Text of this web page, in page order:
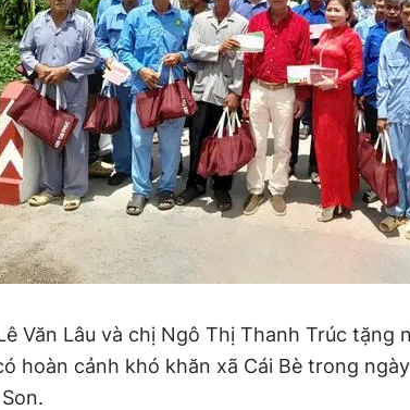
Văn Lâu và chị Ngô Thị Thanh Trúc tặng
hoàn cảnh khó khăn xã Cái Bè trong